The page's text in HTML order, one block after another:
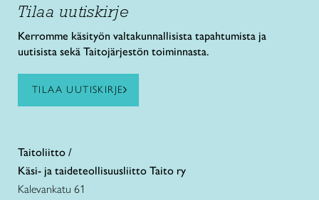
Tilaa uutiskirje
Kerromme käsityön valtakunnallisista tapahtumista ja
uutisista sekä Taitojärjestön toiminnasta.
TILAA UUTISKIRJE
Taitoliitto /
Käsi- ja taideteollisuusliitto Taito ry
Kalevankatu 61